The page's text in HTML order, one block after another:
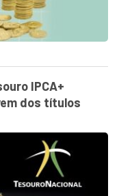
IPCA+
dos títulos